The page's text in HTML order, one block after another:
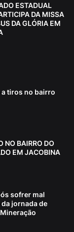
ESTADUAL
DA MISSA
DA GLÓRIA EM
tiros no bairro
NO BAIRRO DO
EM JACOBINA
sofrer mal
jornada de